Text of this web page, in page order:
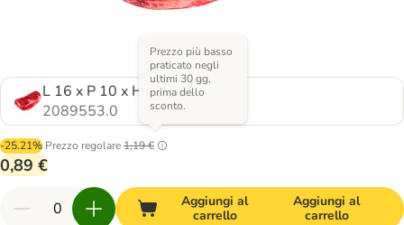
L 16 x P 10 x H 6 cm
2089553.0
-25.21% Prezzo regolare1,19 €
Prezzo più basso
praticato negli
ultimi 30 gg,
prima dello
sconto.
0,89 €
Aggiungi al
carrello
Aggiungi al
carrello